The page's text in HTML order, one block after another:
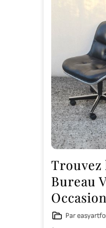
Trouvez
Bureau
Occasion
Par